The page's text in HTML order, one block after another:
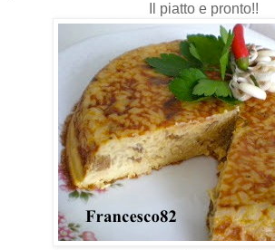
Il piatto e pronto!!